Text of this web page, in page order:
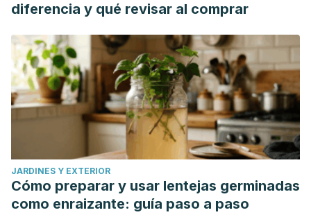
diferencia y qué revisar al comprar
JARDINES Y EXTERIOR
Cómo preparar y usar lentejas germinadas
como enraizante: guía paso a paso